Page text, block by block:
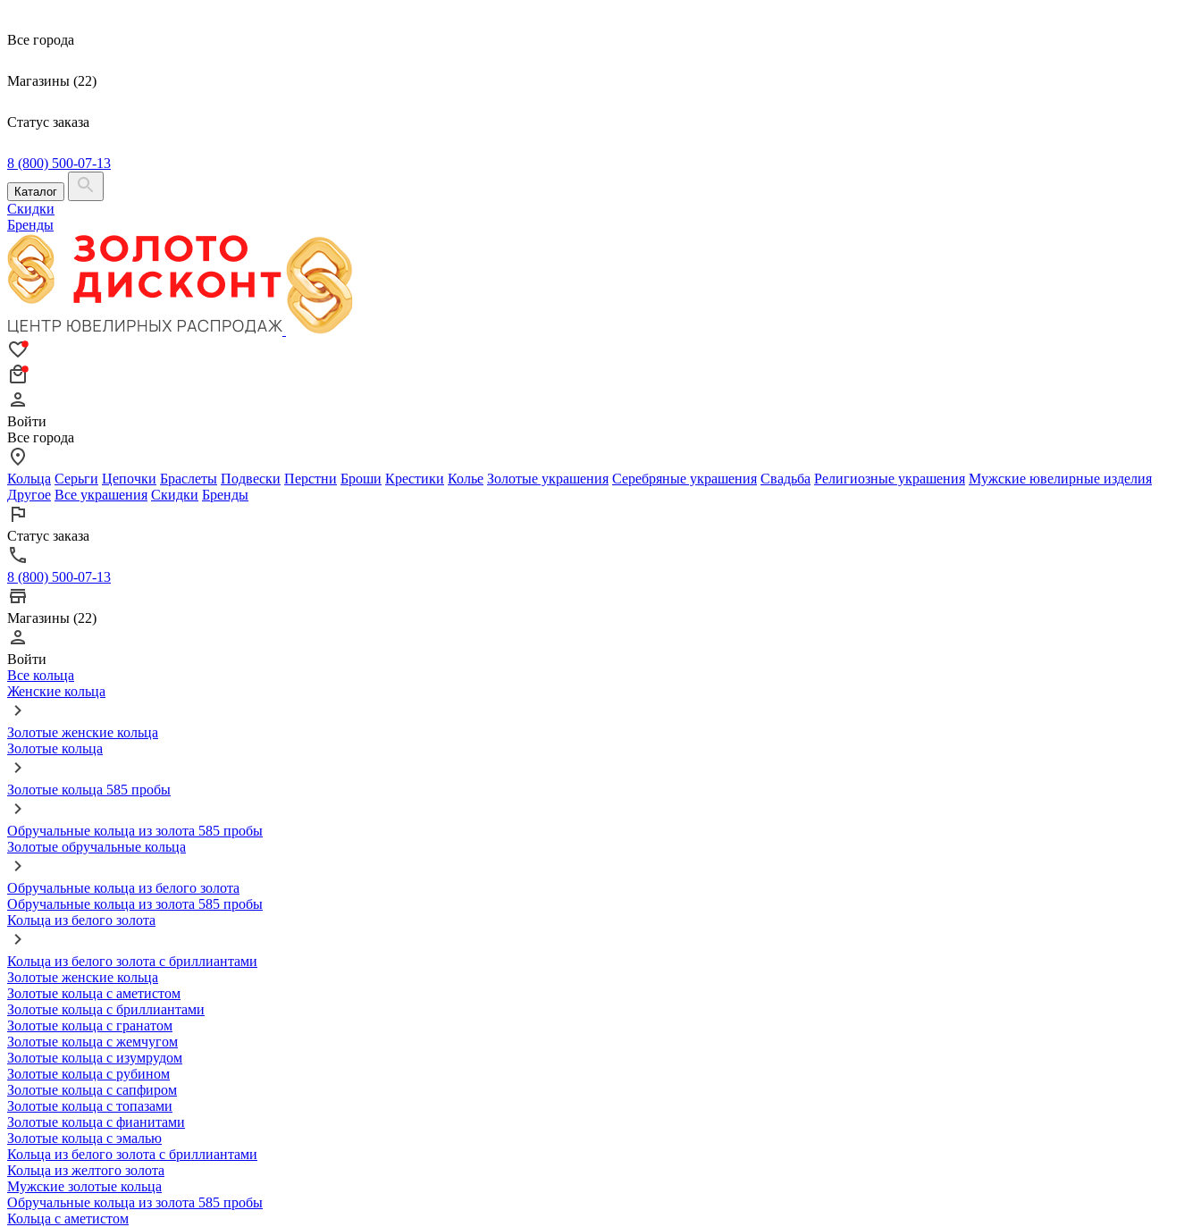
Все города
Магазины (22)
Статус заказа
8 (800) 500-07-13
Каталог
Скидки
Бренды
Войти
Все города
Кольца Серьги Цепочки Браслеты Подвески Перстни Броши Крестики Колье Золотые украшения Серебряные украшения Свадьба Религиозные украшения Мужские ювелирные изделия
Другое Все украшения Скидки Бренды
Статус заказа
8 (800) 500-07-13
Магазины (22)
Войти
Все кольца
Женские кольца
Золотые женские кольца
Золотые кольца
Золотые кольца 585 пробы
Обручальные кольца из золота 585 пробы
Золотые обручальные кольца
Обручальные кольца из белого золота
Обручальные кольца из золота 585 пробы
Кольца из белого золота
Кольца из белого золота с бриллиантами
Золотые женские кольца
Золотые кольца с аметистом
Золотые кольца с бриллиантами
Золотые кольца с гранатом
Золотые кольца с жемчугом
Золотые кольца с изумрудом
Золотые кольца с рубином
Золотые кольца с сапфиром
Золотые кольца с топазами
Золотые кольца с фианитами
Золотые кольца с эмалью
Кольца из белого золота с бриллиантами
Кольца из желтого золота
Мужские золотые кольца
Обручальные кольца из золота 585 пробы
Кольца с аметистом